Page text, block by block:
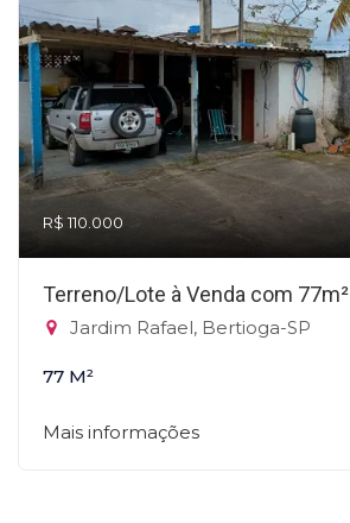
R$ 110.000
Terreno/Lote à Venda com 77m²
Jardim Rafael, Bertioga-SP
77 M²
Mais informações